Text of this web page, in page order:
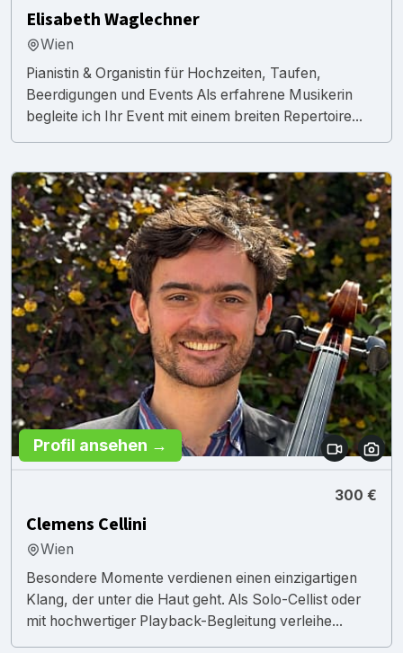
Elisabeth Waglechner
Wien
Pianistin & Organistin für Hochzeiten, Taufen,
Beerdigungen und Events Als erfahrene Musikerin
begleite ich Ihr Event mit einem breiten Repertoire...
Profil ansehen →
300 €
Clemens Cellini
Wien
Besondere Momente verdienen einen einzigartigen
Klang, der unter die Haut geht. Als Solo-Cellist oder
mit hochwertiger Playback-Begleitung verleihe...